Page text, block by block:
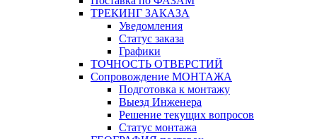
ТРЕКИНГ ЗАКАЗА
Уведомления
Статус заказа
Графики
ТОЧНОСТЬ ОТВЕРСТИЙ
Сопровождение МОНТАЖА
Подготовка к монтажу
Выезд Инженера
Решение текущих вопросов
Статус монтажа